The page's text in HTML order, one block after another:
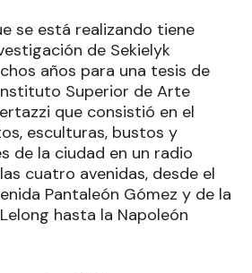
se está realizando tiene
de Sekielyk
años para una tesis de
Superior de Arte
que consistió en el
esculturas, bustos y
de la ciudad en un radio
cuatro avenidas, desde el
Pantaleón Gómez y de la
hasta la Napoleón